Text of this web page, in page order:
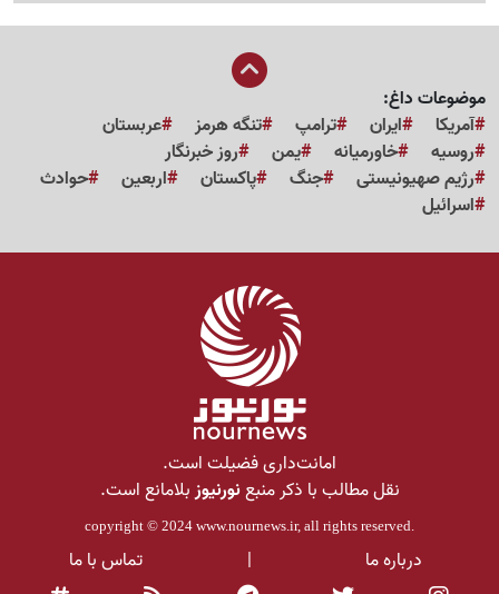
موضوعات داغ:
آمریکا
ایران ترامپ تنگه هرمز
عربستان
روسیه
خاورمیانه یمن
روز خبرنگار
رژیم صهیونیستی
جنگ پاکستان اربعین
حوادث
اسرائیل
امانت‌داری فضیلت است.
نقل مطالب با ذکر منبعنورنیوزبلامانع است.
copyright © 2024 www.nournews.ir, all rights reserved.
درباره ما | تماس با ما